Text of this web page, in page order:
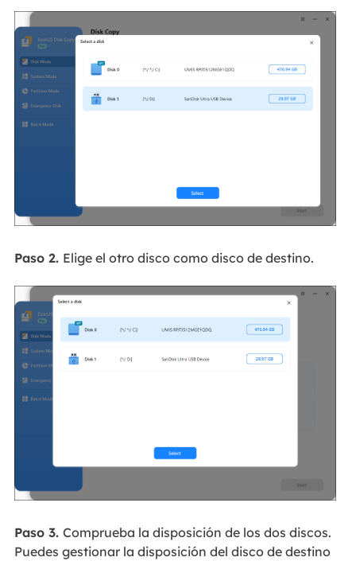
Paso 2. Elige el otro disco como disco de destino.
Paso 3. Comprueba la disposición de los dos discos.
Puedes gestionar la disposición del disco de destino